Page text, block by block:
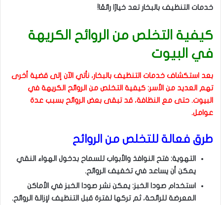
خدمات التنظيف بالبخار تعد خيارًا رائعًا!
كيفية التخلص من الروائح الكريهة
في البيوت
بعد استكشاف خدمات التنظيف بالبخار، نأتي الآن إلى قضية أخرى
تهم العديد من الأسر: كيفية التخلص من الروائح الكريهة في
البيوت. حتى مع النظافة، قد تبقى بعض الروائح بسبب عدة
عوامل.
طرق فعالة للتخلص من الروائح
التهوية: فتح النوافذ والأبواب للسماح بدخول الهواء النقي
يمكن أن يساعد في تخفيف الروائح.
استخدام صودا الخبز: يمكن نشر صودا الخبز في الأماكن
المعرضة للرائحة، ثم تركها لفترة قبل التنظيف لإزالة الروائح.